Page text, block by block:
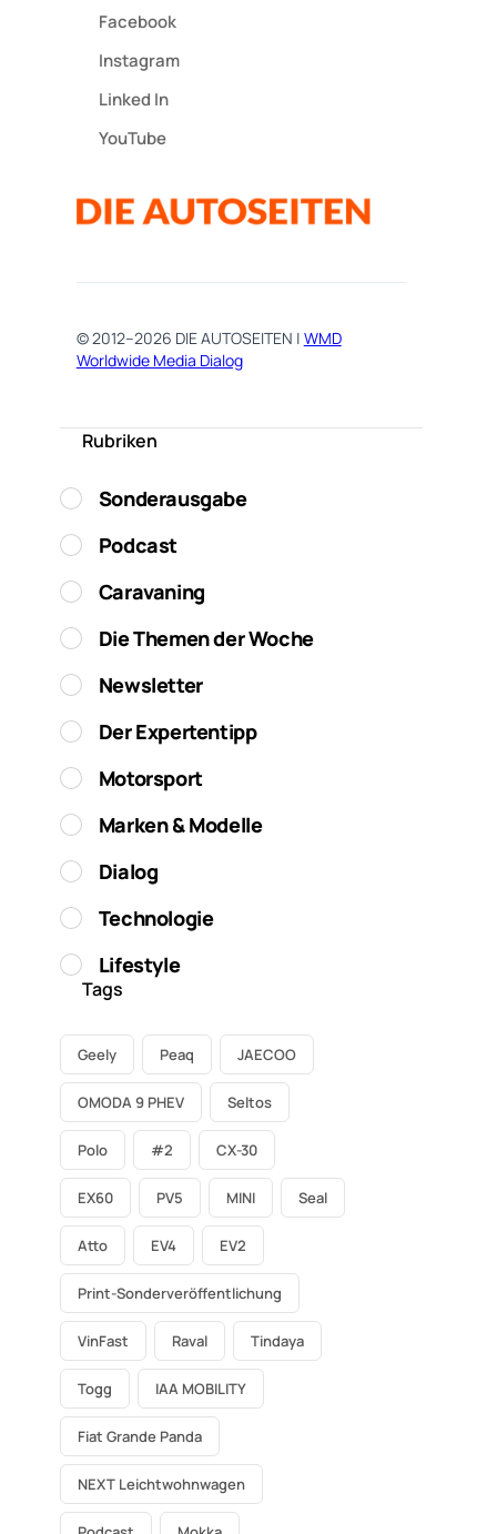
Facebook
Instagram
Linked In
YouTube
© 2012–2026 DIE AUTOSEITEN | WMD
Worldwide Media Dialog
Rubriken
Sonderausgabe
Podcast
Caravaning
Die Themen der Woche
Newsletter
Der Expertentipp
Motorsport
Marken & Modelle
Dialog
Technologie
Lifestyle
Tags
Geely Peaq JAECOO
OMODA 9 PHEV Seltos
Polo #2 CX-30
EX60 PV5 MINI Seal
Atto EV4 EV2
Print-Sonderveröffentlichung
VinFast Raval Tindaya
Togg IAA MOBILITY
Fiat Grande Panda
NEXT Leichtwohnwagen